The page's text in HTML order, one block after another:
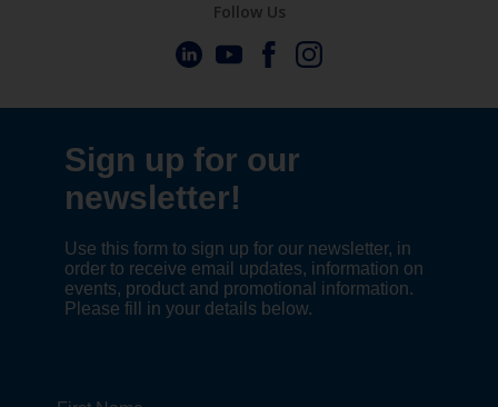
Follow Us